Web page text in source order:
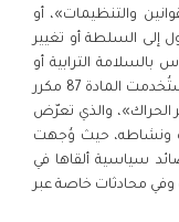
والتنظيمات»، أو
إلى السلطة أو تغيير
الترابية أو
تحريض آخرين على ذلك بأي وسيلة كانت». واستُخدمت المادة 87 مكرر
والذي تعرّض
2019 بسبب شعره ونشاطه، حيث وُجهت
سياسية ألقاها في
محادثات خاصة عبر